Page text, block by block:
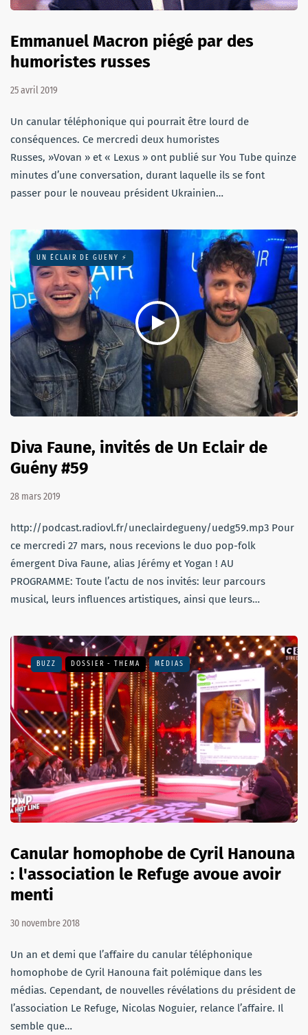
Emmanuel Macron piégé par des
humoristes russes
25 avril 2019
Un canular téléphonique qui pourrait être lourd de
conséquences. Ce mercredi deux humoristes
Russes, »Vovan » et « Lexus » ont publié sur You Tube quinze
minutes d’une conversation, durant laquelle ils se font
passer pour le nouveau président Ukrainien…
UN ÉCLAIR DE GUENY ⚡️
Diva Faune, invités de Un Eclair de
Guény #59
28 mars 2019
http://podcast.radiovl.fr/uneclairdegueny/uedg59.mp3 Pour
ce mercredi 27 mars, nous recevions le duo pop-folk
émergent Diva Faune, alias Jérémy et Yogan ! AU
PROGRAMME: Toute l’actu de nos invités: leur parcours
musical, leurs influences artistiques, ainsi que leurs…
BUZZ DOSSIER - THEMA MÉDIAS
Canular homophobe de Cyril Hanouna
: l'association le Refuge avoue avoir
menti
30 novembre 2018
Un an et demi que l’affaire du canular téléphonique
homophobe de Cyril Hanouna fait polémique dans les
médias. Cependant, de nouvelles révélations du président de
l’association Le Refuge, Nicolas Noguier, relance l’affaire. Il
semble que…